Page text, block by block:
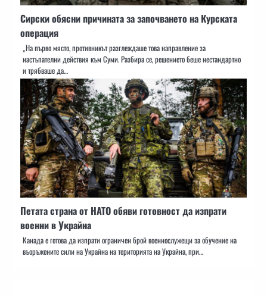
Сирски обясни причината за започването на Курската
операция
„На първо място, противникът разглеждаше това направление за
настъпателни действия към Суми. Разбира се, решението беше нестандартно
и трябваше да…
Петата страна от НАТО обяви готовност да изпрати
военни в Украйна
Канада е готова да изпрати ограничен брой военнослужещи за обучение на
въоръжените сили на Украйна на територията на Украйна, при…